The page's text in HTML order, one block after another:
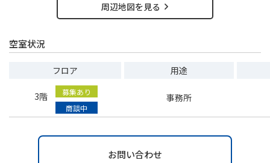
周辺地図を見る
空室状況
フロア 用途
3階
募集あり
商談中
事務所
お問い合わせ